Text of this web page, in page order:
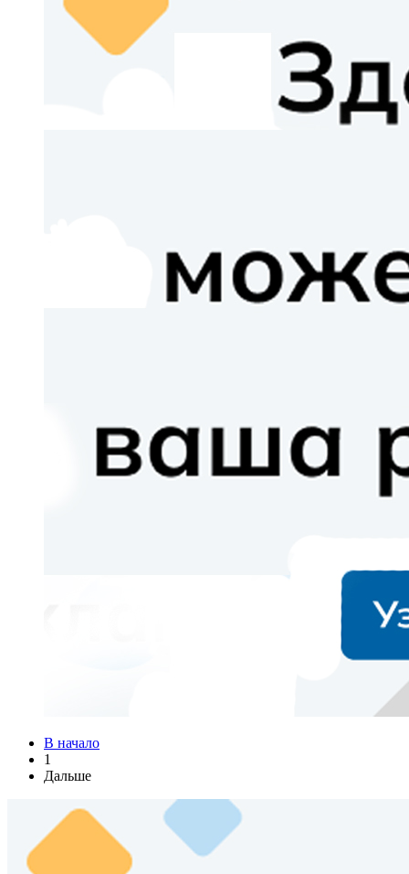
В начало
1
Дальше